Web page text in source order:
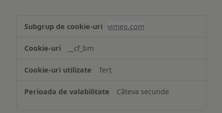
funcționalităților
ului
vimeo.com
__cf_bm
Terț
Câteva secunde